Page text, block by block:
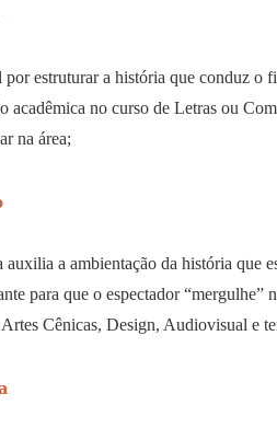
por estruturar a história que conduz o
acadêmica no curso de Letras ou
na área;
auxilia a ambientação da história que
para que o espectador “mergulhe”
Cênicas, Design, Audiovisual e